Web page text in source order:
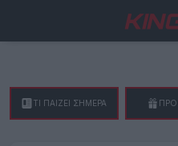
ΤΙ ΠΑΙΖΕΙ ΣΗΜΕΡΑ